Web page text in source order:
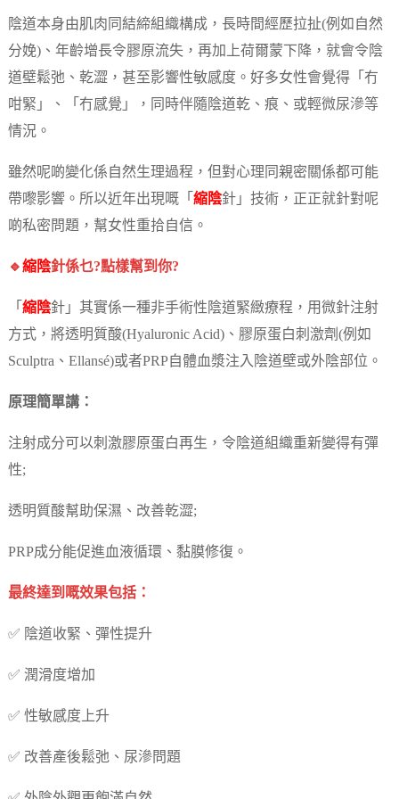
陰道本身由肌肉同結締組織構成，長時間經歷拉扯(例如自然
分娩)、年齡增長令膠原流失，再加上荷爾蒙下降，就會令陰
道壁鬆弛、乾澀，甚至影響性敏感度。好多女性會覺得「冇
咁緊」、「冇感覺」，同時伴隨陰道乾、痕、或輕微尿滲等
情況。
雖然呢啲變化係自然生理過程，但對心理同親密關係都可能
帶嚟影響。所以近年出現嘅「 縮陰針」技術，正正就針對呢
啲私密問題，幫女性重拾自信。
🔹縮陰針係乜?點樣幫到你?
「 縮陰針」其實係一種非手術性陰道緊緻療程，用微針注射
方式，將透明質酸(Hyaluronic Acid)、膠原蛋白刺激劑(例如
Sculptra、Ellansé)或者PRP自體血漿注入陰道壁或外陰部位。
原理簡單講：
注射成分可以刺激膠原蛋白再生，令陰道組織重新變得有彈
性;
透明質酸幫助保濕、改善乾澀;
PRP成分能促進血液循環、黏膜修復。
最終達到嘅效果包括：
✅ 陰道收緊、彈性提升
✅ 潤滑度增加
✅ 性敏感度上升
✅ 改善產後鬆弛、尿滲問題